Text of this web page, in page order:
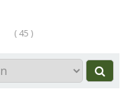
( 45 )